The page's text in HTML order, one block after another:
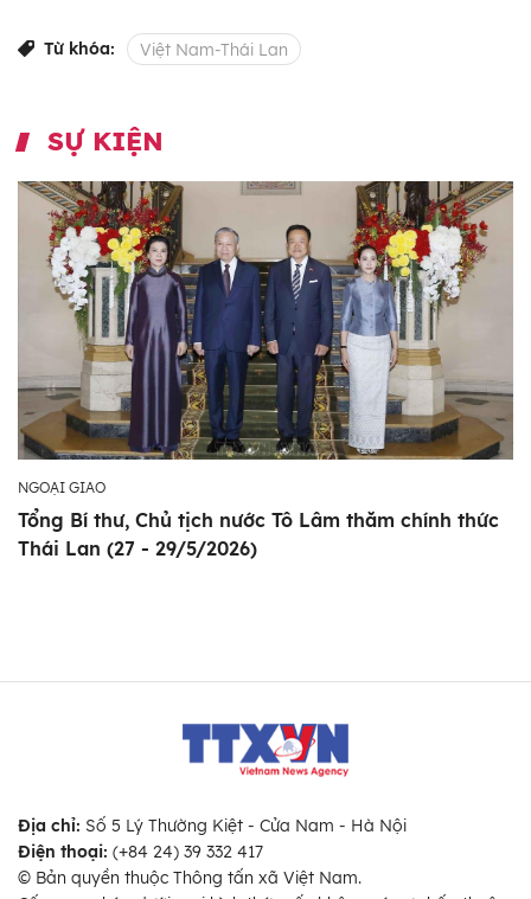
Từ khóa: Việt Nam-Thái Lan
SỰ KIỆN
NGOẠI GIAO
Tổng Bí thư, Chủ tịch nước Tô Lâm thăm chính thức
Thái Lan (27 - 29/5/2026)
Địa chỉ: Số 5 Lý Thường Kiệt - Cửa Nam - Hà Nội
Điện thoại: (+84 24) 39 332 417
© Bản quyền thuộc Thông tấn xã Việt Nam.